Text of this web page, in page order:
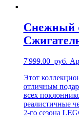
Снежный
7'999.00 руб.
Этот
отличным
всех
реалистичные
2-го сезона